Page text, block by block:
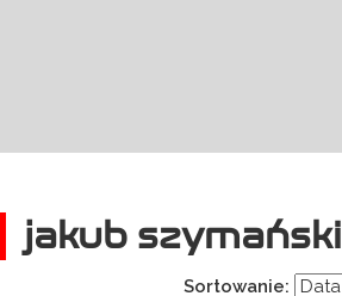
jakub szymański
Sortowanie: